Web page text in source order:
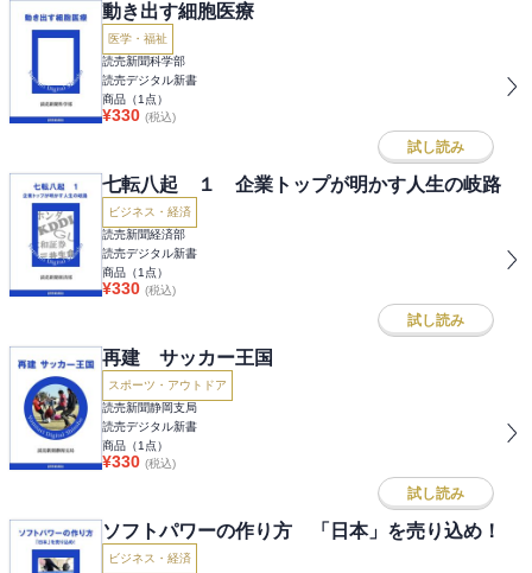
動き出す細胞医療
医学・福祉
読売新聞科学部
読売デジタル新書
商品（1 点）
¥330 (税込)
試し読み
七転八起 １ 企業トップが明かす人生の岐路
ビジネス・経済
読売新聞経済部
読売デジタル新書
商品（1 点）
¥330 (税込)
試し読み
再建 サッカー王国
スポーツ・アウトドア
読売新聞静岡支局
読売デジタル新書
商品（1 点）
¥330 (税込)
試し読み
ソフトパワーの作り方 「日本」を売り込め！
ビジネス・経済